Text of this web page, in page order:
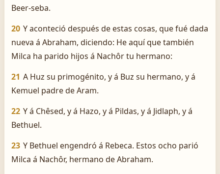
Beer-seba.
20 Y aconteció después de estas cosas, que fué dada
nueva á Abraham, diciendo: He aquí que también
Milca ha parido hijos á Nachôr tu hermano:
21 A Huz su primogénito, y á Buz su hermano, y á
Kemuel padre de Aram.
22 Y á Chêsed, y á Hazo, y á Pildas, y á Jidlaph, y á
Bethuel.
23 Y Bethuel engendró á Rebeca. Estos ocho parió
Milca á Nachôr, hermano de Abraham.